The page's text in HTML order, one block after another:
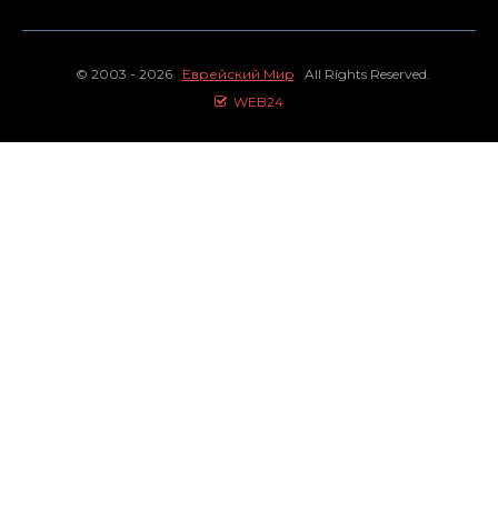
© 2003 - 2026 Еврейский Мир All Rights Reserved.
WEB24